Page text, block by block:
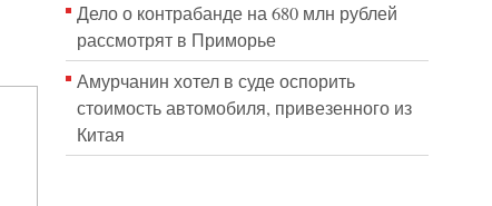
Дело о контрабанде на 680 млн рублей
рассмотрят в Приморье
Амурчанин хотел в суде оспорить
стоимость автомобиля, привезенного из
Китая